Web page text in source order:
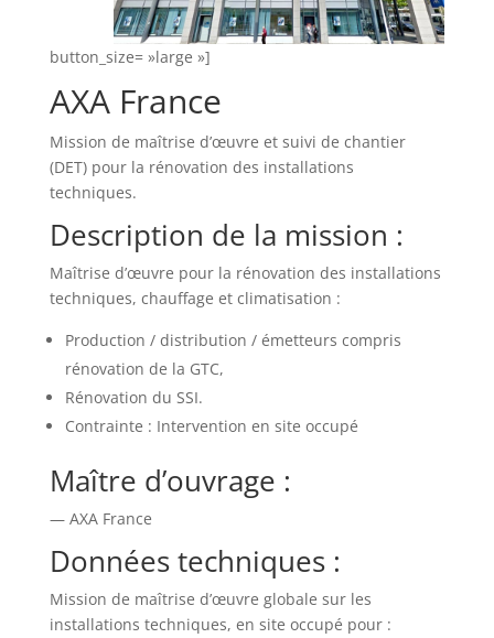
button_size= »large »]
AXA France
Mission de maîtrise d’œuvre et suivi de chantier
(DET) pour la rénovation des installations
techniques.
Description de la mission :
Maîtrise d’œuvre pour la rénovation des installations
techniques, chauffage et climatisation :
Production / distribution / émetteurs compris
rénovation de la GTC,
Rénovation du SSI.
Contrainte : Intervention en site occupé
Maître d’ouvrage :
— AXA France
Données techniques :
Mission de maîtrise d’œuvre globale sur les
installations techniques, en site occupé pour :